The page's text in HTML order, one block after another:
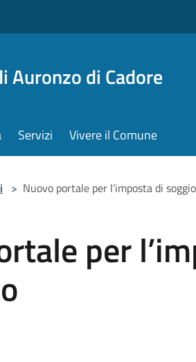
Auronzo di Cadore
Servizi Vivere il Comune
> Nuovo portale per l’imposta di
per